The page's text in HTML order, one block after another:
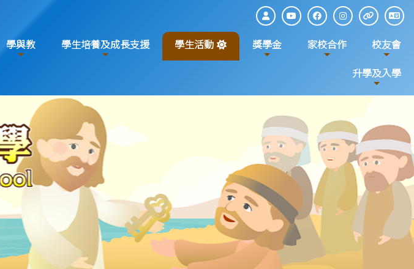
學與教 學生培養及成長支援 學生活動 獎學金 家校合作 校友會
升學及入學